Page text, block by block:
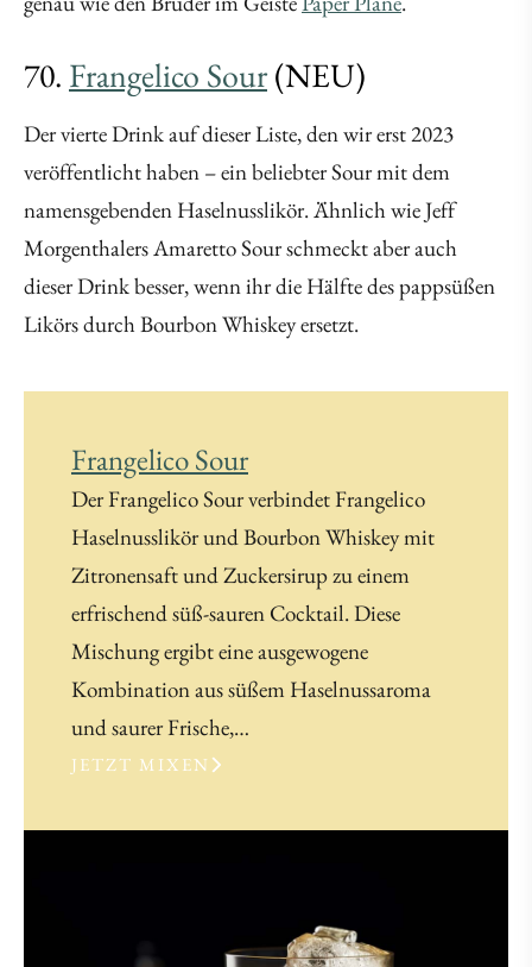
70. Frangelico Sour(NEU)
Der vierte Drink auf dieser Liste, den wir erst 2023
veröffentlicht haben – ein beliebter Sour mit dem
namensgebenden Haselnusslikör. Ähnlich wie Jeff
Morgenthalers Amaretto Sour schmeckt aber auch
dieser Drink besser, wenn ihr die Hälfte des pappsüßen
Likörs durch Bourbon Whiskey ersetzt.
Frangelico Sour
Der Frangelico Sour verbindet Frangelico
Haselnusslikör und Bourbon Whiskey mit
Zitronensaft und Zuckersirup zu einem
erfrischend süß-sauren Cocktail. Diese
Mischung ergibt eine ausgewogene
Kombination aus süßem Haselnussaroma
und saurer Frische,…
JETZT MIXEN